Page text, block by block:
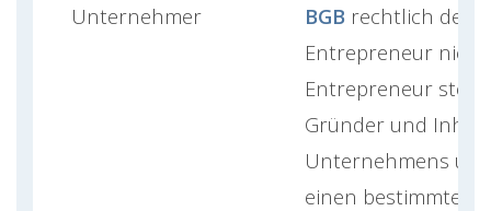
Unternehmer
BGB rechtlich
Entrepreneur nicht.
Entrepreneur
Gründer und
Unternehmens
einen bestimmten